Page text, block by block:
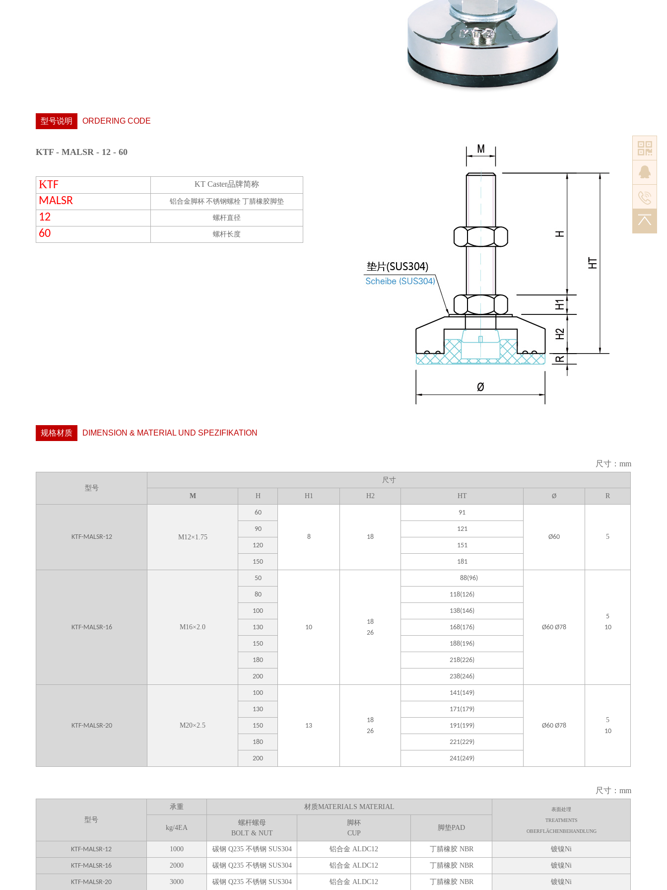
型号说明 ORDERING CODE
KTF - MALSR - 12 - 60
KTF KT Caster品牌简称
MALSR 铝合金脚杯 不锈钢螺栓 丁腈橡胶脚垫
12 螺杆直径
60 螺杆长度
规格材质 DIMENSION & MATERIAL UND SPEZIFIKATION
尺寸：mm
型号
尺寸
M H H1 H2 HT Ø R
KTF-MALSR-12 M12×1.75
60
8 18
91
Ø60 5
90 121
120 151
150 181
KTF-MALSR-16 M16×2.0
50
10
18
26
88(96)
Ø60 Ø78
5
10
80 118(126)
100 138(146)
130 168(176)
150 188(196)
180 218(226)
200 238(246)
KTF-MALSR-20 M20×2.5
100
13
18
26
141(149)
Ø60 Ø78
5
10
130 171(179)
150 191(199)
180 221(229)
200 241(249)
尺寸：mm
型号
承重 材质MATERIALS MATERIAL
表面处理
TREATMENTS
OBERFLÄCHENBEHANDLUNG
kg/4EA
螺杆螺母
BOLT & NUT
脚杯
CUP
脚垫PAD
KTF-MALSR-12 1000 碳钢 Q235 不锈钢 SUS304 铝合金 ALDC12 丁腈橡胶 NBR 镀镍Ni
KTF-MALSR-16 2000 碳钢 Q235 不锈钢 SUS304 铝合金 ALDC12 丁腈橡胶 NBR 镀镍Ni
KTF-MALSR-20 3000 碳钢 Q235 不锈钢 SUS304 铝合金 ALDC12 丁腈橡胶 NBR 镀镍Ni